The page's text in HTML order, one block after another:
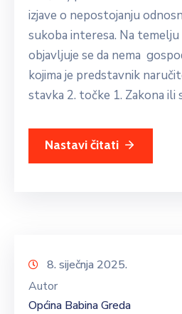
izjave o nepostojanju
sukoba interesa. Na temelju
objavljuje se da nema
kojima je predstavnik
stavka 2. točke 1. Zakona ili
Nastavi čitati
8. siječnja 2025.
Autor
Općina Babina Greda